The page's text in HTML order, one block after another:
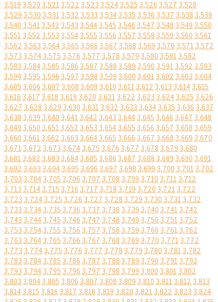
3,519 3,520 3,5213,522 3,523 3,5243,525 3,526 3,527 3,528
3,529 3,530 3,5313,532 3,533 3,5343,535 3,536 3,537 3,538 3,539
3,540 3,5413,542 3,543 3,5443,545 3,546 3,547 3,548 3,549 3,550
3,5513,552 3,553 3,5543,555 3,556 3,557 3,558 3,559 3,560 3,561
3,562 3,563 3,5643,565 3,566 3,567 3,568 3,569 3,570 3,5713,572
3,573 3,5743,575 3,576 3,577 3,578 3,579 3,580 3,5813,582
3,583 3,5843,585 3,586 3,587 3,588 3,589 3,590 3,5913,592 3,593
3,5943,595 3,596 3,597 3,598 3,599 3,600 3,6013,602 3,603 3,604
3,605 3,606 3,607 3,608 3,609 3,610 3,6113,612 3,613 3,6143,615
3,616 3,617 3,618 3,619 3,620 3,6213,622 3,623 3,6243,625 3,626
3,627 3,628 3,629 3,630 3,6313,632 3,633 3,6343,635 3,636 3,637
3,638 3,639 3,640 3,6413,642 3,643 3,6443,645 3,646 3,647 3,648
3,649 3,650 3,6513,652 3,653 3,6543,655 3,656 3,657 3,658 3,659
3,660 3,6613,662 3,663 3,6643,665 3,666 3,667 3,668 3,669 3,670
3,6713,672 3,673 3,6743,675 3,676 3,677 3,678 3,679 3,680
3,6813,682 3,683 3,6843,685 3,686 3,687 3,688 3,689 3,690 3,691
3,692 3,693 3,6943,695 3,696 3,697 3,698 3,699 3,700 3,7013,702
3,703 3,7043,705 3,706 3,707 3,708 3,709 3,710 3,7113,712
3,713 3,7143,715 3,716 3,717 3,718 3,719 3,720 3,7213,722
3,723 3,7243,725 3,726 3,727 3,728 3,729 3,730 3,7313,732
3,733 3,7343,735 3,736 3,737 3,738 3,739 3,740 3,7413,742
3,743 3,7443,745 3,746 3,747 3,748 3,749 3,750 3,7513,752
3,753 3,7543,755 3,756 3,757 3,758 3,759 3,760 3,7613,762
3,763 3,7643,765 3,766 3,767 3,768 3,769 3,770 3,7713,772
3,773 3,7743,775 3,776 3,777 3,778 3,779 3,780 3,7813,782
3,783 3,7843,785 3,786 3,787 3,788 3,789 3,790 3,7913,792
3,793 3,7943,795 3,796 3,797 3,798 3,799 3,800 3,8013,802
3,803 3,8043,805 3,806 3,807 3,808 3,809 3,810 3,8113,812 3,813
3,8143,815 3,816 3,817 3,818 3,819 3,820 3,8213,822 3,823 3,824